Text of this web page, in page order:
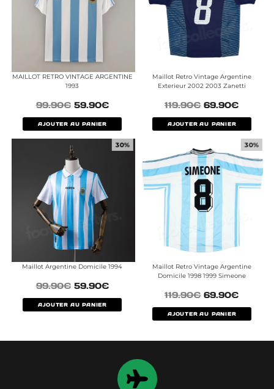
MAILLOT RETRO VINTAGE ARGENTINE
1993
99.90€ 59.90€
AJOUTER AU PANIER
Maillot Retro Vintage Argentine
Exterieur 2002 2003 Zanetti
119.90€ 69.90€
AJOUTER AU PANIER
30%
Maillot Argentine Domicile 1994
99.90€ 59.90€
AJOUTER AU PANIER
30%
Maillot Retro Vintage Argentine
Domicile 1998 1999 Simeone
119.90€ 69.90€
AJOUTER AU PANIER